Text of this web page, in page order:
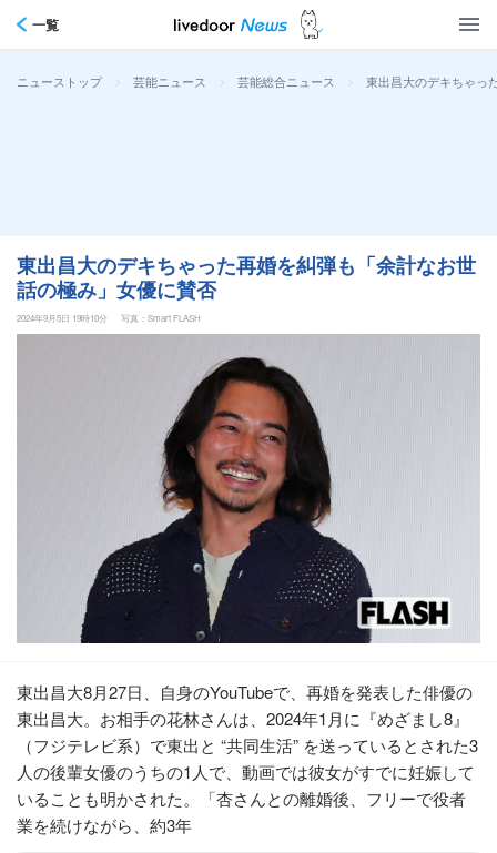
一覧
ニューストップ > 芸能ニュース > 芸能総合ニュース > 東出昌大のデキちゃっ
東出昌大のデキちゃった再婚を糾弾も「余計なお世
話の極み」女優に賛否
2024年9月5日 19時10分 写真：Smart FLASH
東出昌大8月27日、自身のYouTubeで、再婚を発表した俳優の
東出昌大。お相手の花林さんは、2024年1月に『めざまし8』
（フジテレビ系）で東出と “共同生活” を送っているとされた3
人の後輩女優のうちの1人で、動画では彼女がすでに妊娠して
いることも明かされた。「杏さんとの離婚後、フリーで役者
業を続けながら、約3年